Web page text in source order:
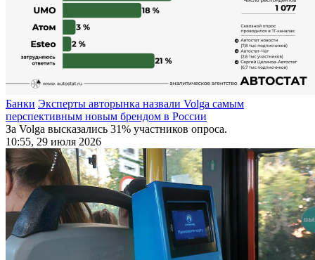
Банки Эксперты авторынка назвали Volga самым
перспективным новым брендом в России
За Volga высказались 31% участников опроса.
10:55, 29 июля 2026